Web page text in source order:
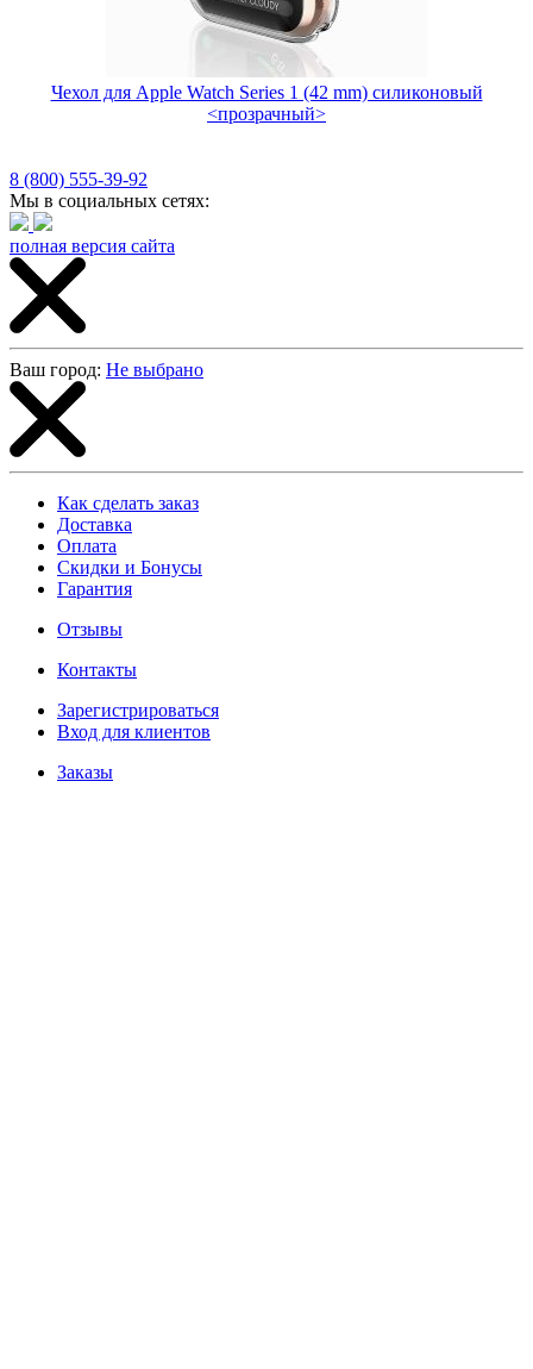
Чехол для Apple Watch Series 1 (42 mm) силиконовый
<прозрачный>
8 (800) 555-39-92
Мы в социальных сетях:
полная версия сайта
Ваш город: Не выбрано
Как сделать заказ
Доставка
Оплата
Скидки и Бонусы
Гарантия
Отзывы
Контакты
Зарегистрироваться
Вход для клиентов
Заказы